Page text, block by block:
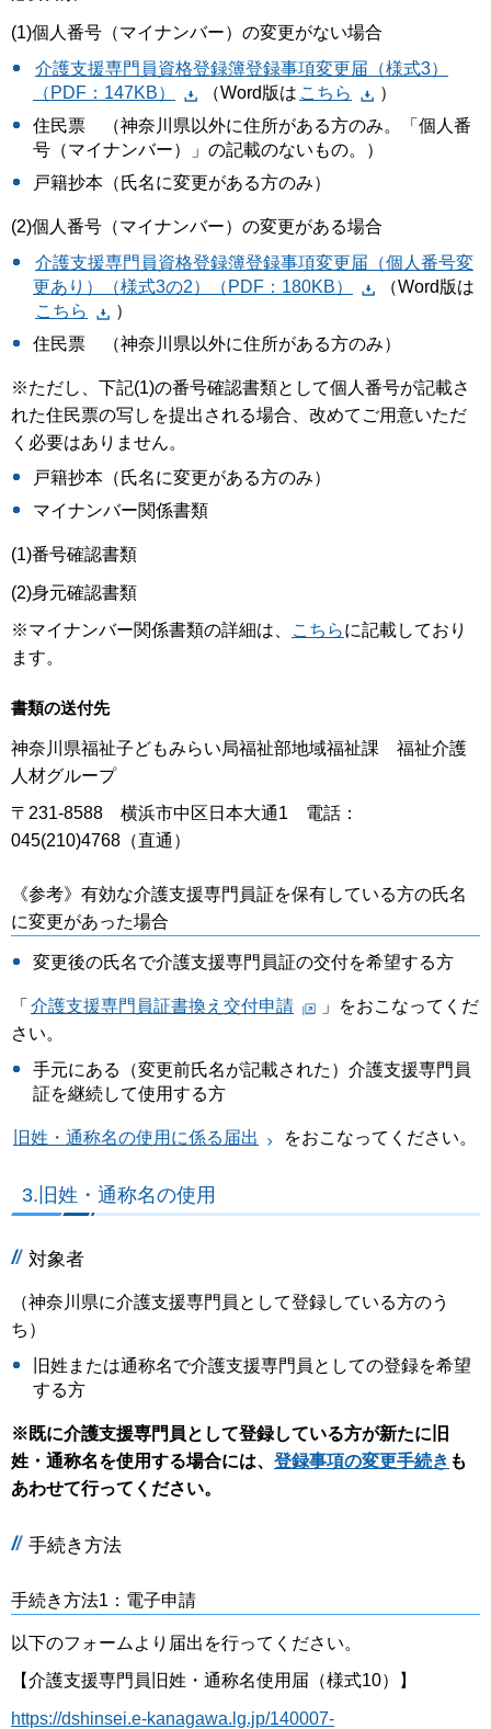
(1)個人番号（マイナンバー）の変更がない場合
介護支援専門員資格登録簿登録事項変更届（様式3）
（PDF：147KB）
（Word版は こちら
）
住民票 （神奈川県以外に住所がある方のみ。「個人番
号（マイナンバー）」の記載のないもの。）
戸籍抄本（氏名に変更がある方のみ）
(2)個人番号（マイナンバー）の変更がある場合
介護支援専門員資格登録簿登録事項変更届（個人番号変
更あり）（様式3の2）（PDF：180KB）
（Word版は
こちら
）
住民票 （神奈川県以外に住所がある方のみ）
※ただし、下記(1)の番号確認書類として個人番号が記載さ
れた住民票の写しを提出される場合、改めてご用意いただ
く必要はありません。
戸籍抄本（氏名に変更がある方のみ）
マイナンバー関係書類
(1)番号確認書類
(2)身元確認書類
※マイナンバー関係書類の詳細は、 こちらに記載しており
ます。
書類の送付先
神奈川県福祉子どもみらい局福祉部地域福祉課 福祉介護
人材グループ
〒231-8588 横浜市中区日本大通1 電話：
045(210)4768（直通）
《参考》有効な介護支援専門員証を保有している方の氏名
に変更があった場合
変更後の氏名で介護支援専門員証の交付を希望する方
「 介護支援専門員証書換え交付申請
」をおこなってくだ
さい。
手元にある（変更前氏名が記載された）介護支援専門員
証を継続して使用する方
旧姓・通称名の使用に係る届出 をおこなってください。
3.旧姓・通称名の使用
対象者
（神奈川県に介護支援専門員として登録している方のう
ち）
旧姓または通称名で介護支援専門員としての登録を希望
する方
※既に介護支援専門員として登録している方が新たに旧
姓・通称名を使用する場合には、 登録事項の変更手続き も
あわせて行ってください。
手続き方法
手続き方法1：電子申請
以下のフォームより届出を行ってください。
【介護支援専門員旧姓・通称名使用届（様式10）】
https://dshinsei.e-kanagawa.lg.jp/140007-